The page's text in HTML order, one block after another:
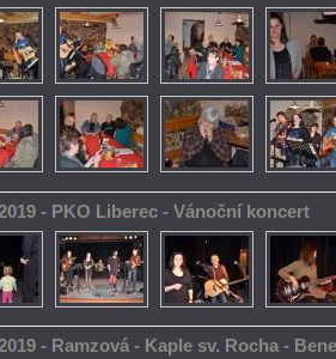
- PKO Liberec - Vánoční koncert
- Ramzová - Kaple sv. Rocha -